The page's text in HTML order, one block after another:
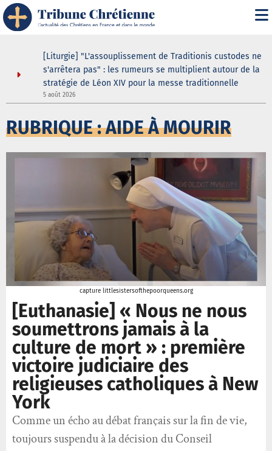
[Liturgie] "L'assouplissement de Traditionis custodes ne
s'arrêtera pas" : les rumeurs se multiplient autour de la
stratégie de Léon XIV pour la messe traditionnelle
5 août 2026
RUBRIQUE : AIDE À MOURIR
capture littlesistersofthepoorqueens.org
[Euthanasie] « Nous ne nous
soumettrons jamais à la
culture de mort » : première
victoire judiciaire des
religieuses catholiques à New
York
Comme un écho au débat français sur la fin de vie,
toujours suspendu à la décision du Conseil